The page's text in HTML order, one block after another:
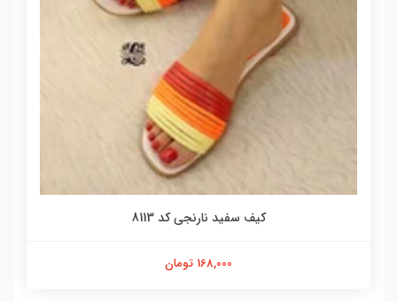
کیف سفید نارنجی کد 8113
168,000 تومان